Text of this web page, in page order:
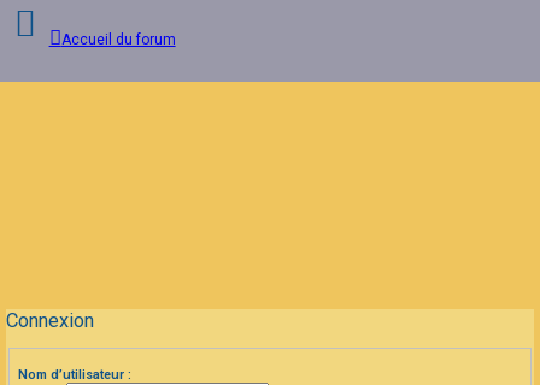
Accueil du forum
Connexion
Nom d’utilisateur :